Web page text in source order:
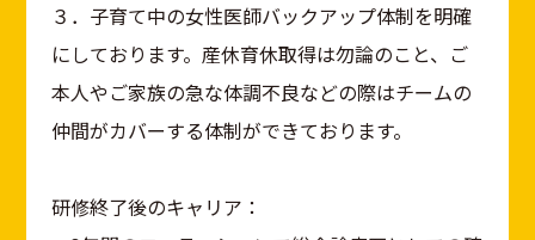
３．子育て中の女性医師バックアップ体制を明確
にしております。産休育休取得は勿論のこと、ご
本人やご家族の急な体調不良などの際はチームの
仲間がカバーする体制ができております。
研修終了後のキャリア：